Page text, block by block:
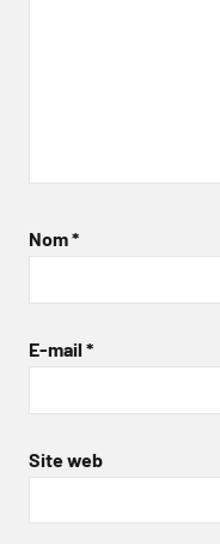
Nom*
E-mail *
Site web